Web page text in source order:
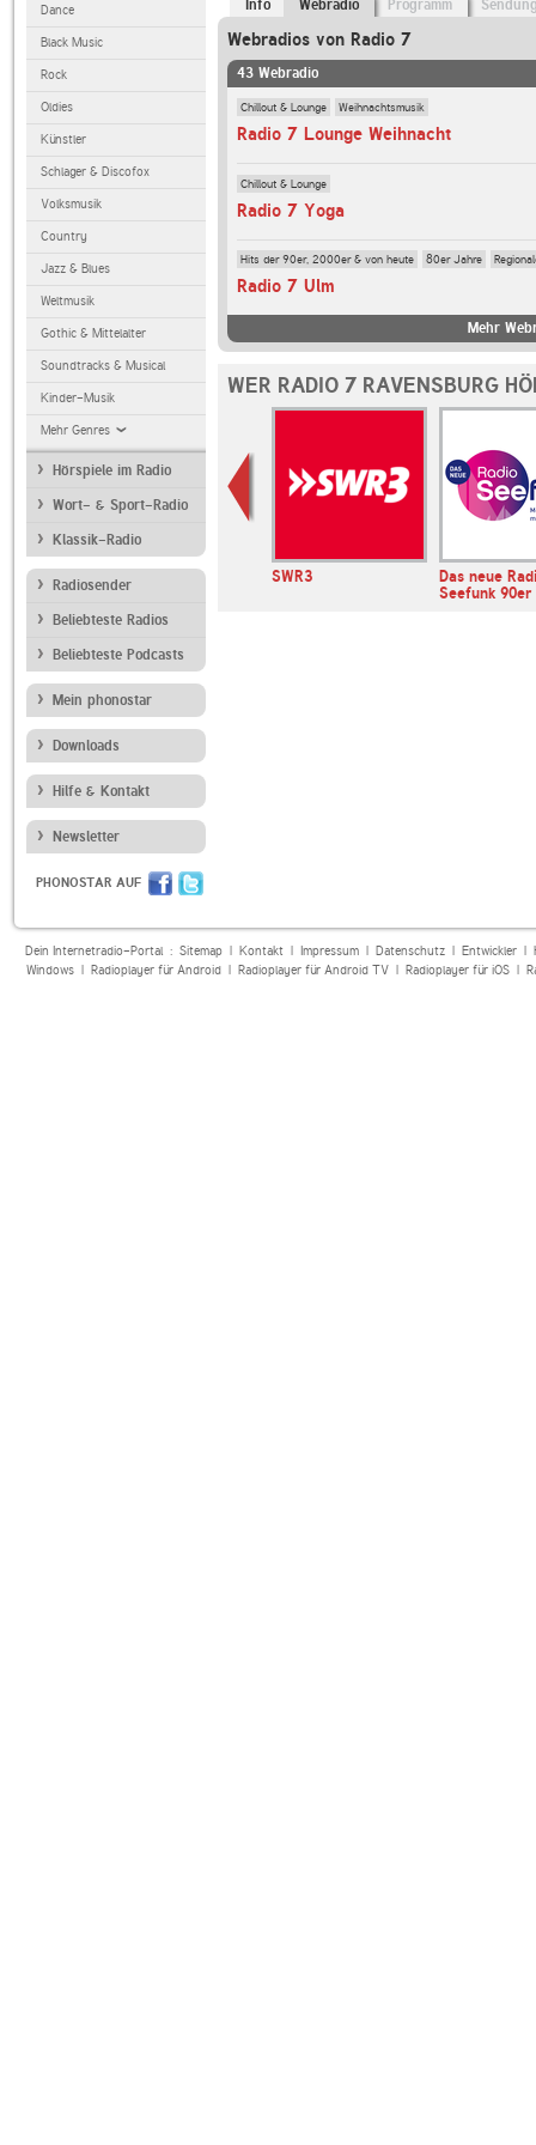
Dance
Black Music
Rock
Oldies
Künstler
Schlager & Discofox
Volksmusik
Country
Jazz & Blues
Weltmusik
Gothic & Mittelalter
Soundtracks & Musical
Kinder-Musik
Mehr Genres
Hörspiele im Radio
Wort- & Sport-Radio
Klassik-Radio
Radiosender
Beliebteste Radios
Beliebteste Podcasts
Mein phonostar
Downloads
Hilfe & Kontakt
Newsletter
PHONOSTAR AUF
Info Webradio Programm
Webradios von Radio 7
43 Webradio
Chillout & Lounge Weihnachtsmusik
Radio 7 Lounge Weihnacht
Chillout & Lounge
Radio 7 Yoga
Hits der 90er, 2000er & von heute 80er Jahre
Radio 7 Ulm
Mehr
WER RADIO 7 RAVENSBURG
DIE NEUE 107.7
Livesongs
SWR3
Das neue
Seefunk 90er
Dein Internetradio-Portal : Sitemap| Kontakt| Impressum| Datenschutz| Entwickler|
Windows| Radioplayer für Android| Radioplayer für Android TV| Radioplayer für iOS|